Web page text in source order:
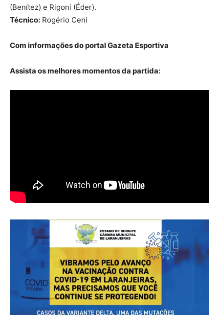
(Benítez) e Rigoni (Éder).
Técnico: Rogério Ceni
Com informações do portal Gazeta Esportiva
Assista os melhores momentos da partida: